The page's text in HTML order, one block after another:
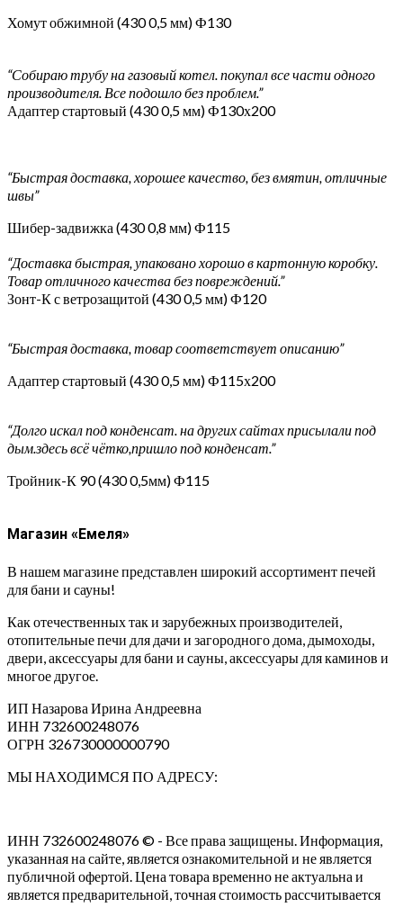
Хомут обжимной (430 0,5 мм) Ф130
“Собираю трубу на газовый котел. покупал все части одного
производителя. Все подошло без проблем.”
Адаптер стартовый (430 0,5 мм) Ф130х200
“Быстрая доставка, хорошее качество, без вмятин, отличные
швы”
Шибер-задвижка (430 0,8 мм) Ф115
“Доставка быстрая, упаковано хорошо в картонную коробку.
Товар отличного качества без повреждений.”
Зонт-К с ветрозащитой (430 0,5 мм) Ф120
“Быстрая доставка, товар соответствует описанию”
Адаптер стартовый (430 0,5 мм) Ф115х200
“Долго искал под конденсат. на других сайтах присылали под
дым.здесь всё чётко,пришло под конденсат.”
Тройник-К 90 (430 0,5мм) Ф115
Магазин «Емеля»
В нашем магазине представлен широкий ассортимент печей
для бани и сауны!
Как отечественных так и зарубежных производителей,
отопительные печи для дачи и загородного дома, дымоходы,
двери, аксессуары для бани и сауны, аксессуары для каминов и
многое другое.
ИП Назарова Ирина Андреевна⁠
ИНН 732600248076
ОГРН 326730000000790
МЫ НАХОДИМСЯ ПО АДРЕСУ:
ИНН 732600248076 © - Все права защищены. Информация,
указанная на сайте, является ознакомительной и не является
публичной офертой. Цена товара временно не актуальна и
является предварительной, точная стоимость рассчитывается